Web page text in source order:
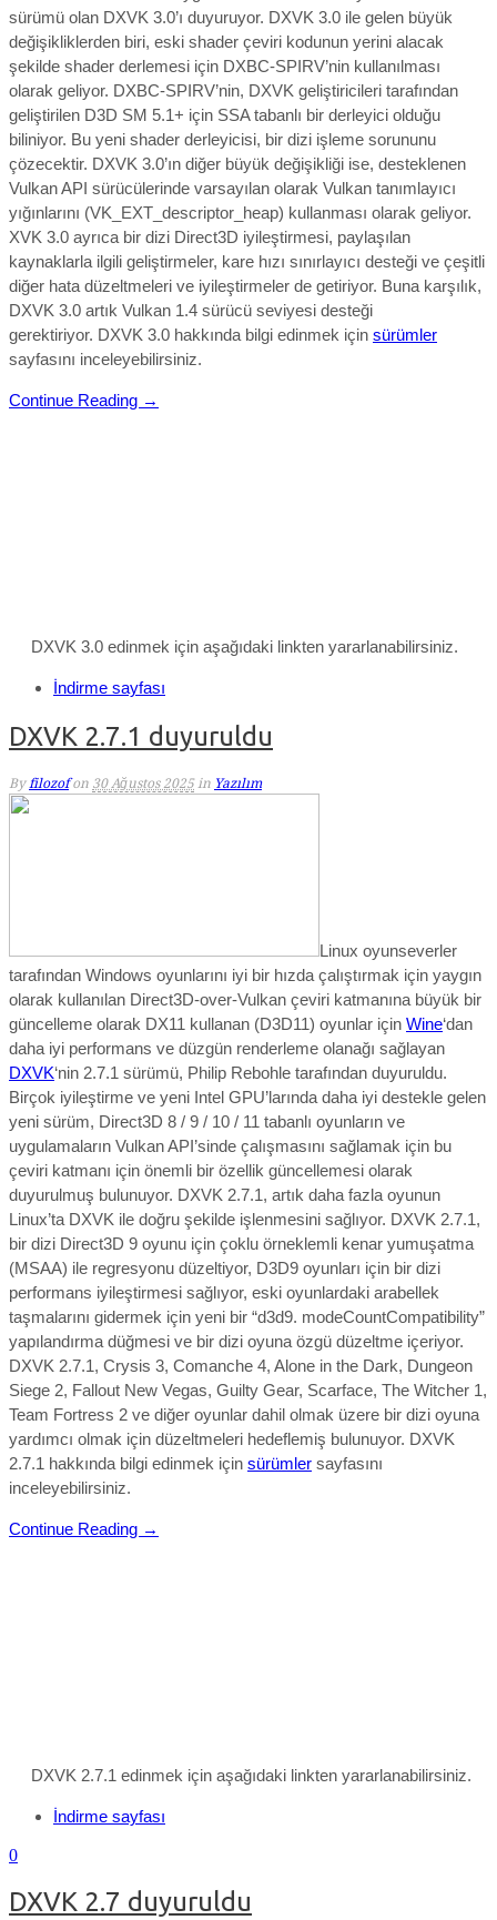
sürümü olan DXVK 3.0’ı duyuruyor. DXVK 3.0 ile gelen büyük
değişikliklerden biri, eski shader çeviri kodunun yerini alacak
şekilde shader derlemesi için DXBC-SPIRV’nin kullanılması
olarak geliyor. DXBC-SPIRV’nin, DXVK geliştiricileri tarafından
geliştirilen D3D SM 5.1+ için SSA tabanlı bir derleyici olduğu
biliniyor. Bu yeni shader derleyicisi, bir dizi işleme sorununu
çözecektir. DXVK 3.0’ın diğer büyük değişikliği ise, desteklenen
Vulkan API sürücülerinde varsayılan olarak Vulkan tanımlayıcı
yığınlarını (VK_EXT_descriptor_heap) kullanması olarak geliyor.
XVK 3.0 ayrıca bir dizi Direct3D iyileştirmesi, paylaşılan
kaynaklarla ilgili geliştirmeler, kare hızı sınırlayıcı desteği ve çeşitli
diğer hata düzeltmeleri ve iyileştirmeler de getiriyor. Buna karşılık,
DXVK 3.0 artık Vulkan 1.4 sürücü seviyesi desteği
gerektiriyor. DXVK 3.0 hakkında bilgi edinmek için sürümler
sayfasını inceleyebilirsiniz.
Continue Reading →
DXVK 3.0 edinmek için aşağıdaki linkten yararlanabilirsiniz.
İndirme sayfası
DXVK 2.7.1 duyuruldu
By filozof on 30 Ağustos 2025 in Yazılım
Linux oyunseverler
tarafından Windows oyunlarını iyi bir hızda çalıştırmak için yaygın
olarak kullanılan Direct3D-over-Vulkan çeviri katmanına büyük bir
güncelleme olarak DX11 kullanan (D3D11) oyunlar için Wine‘dan
daha iyi performans ve düzgün renderleme olanağı sağlayan
DXVK‘nin 2.7.1 sürümü, Philip Rebohle tarafından duyuruldu.
Birçok iyileştirme ve yeni Intel GPU’larında daha iyi destekle gelen
yeni sürüm, Direct3D 8 / 9 / 10 / 11 tabanlı oyunların ve
uygulamaların Vulkan API’sinde çalışmasını sağlamak için bu
çeviri katmanı için önemli bir özellik güncellemesi olarak
duyurulmuş bulunuyor. DXVK 2.7.1, artık daha fazla oyunun
Linux’ta DXVK ile doğru şekilde işlenmesini sağlıyor. DXVK 2.7.1,
bir dizi Direct3D 9 oyunu için çoklu örneklemli kenar yumuşatma
(MSAA) ile regresyonu düzeltiyor, D3D9 oyunları için bir dizi
performans iyileştirmesi sağlıyor, eski oyunlardaki arabellek
taşmalarını gidermek için yeni bir “d3d9. modeCountCompatibility”
yapılandırma düğmesi ve bir dizi oyuna özgü düzeltme içeriyor.
DXVK 2.7.1, Crysis 3, Comanche 4, Alone in the Dark, Dungeon
Siege 2, Fallout New Vegas, Guilty Gear, Scarface, The Witcher 1,
Team Fortress 2 ve diğer oyunlar dahil olmak üzere bir dizi oyuna
yardımcı olmak için düzeltmeleri hedeflemiş bulunuyor. DXVK
2.7.1 hakkında bilgi edinmek için sürümler sayfasını
inceleyebilirsiniz.
Continue Reading →
DXVK 2.7.1 edinmek için aşağıdaki linkten yararlanabilirsiniz.
İndirme sayfası
0
DXVK 2.7 duyuruldu